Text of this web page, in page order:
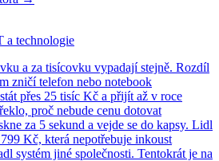
a technologie
a za tisícovku vypadají stejně. Rozdíl
zničí telefon nebo notebook
přes 25 tisíc Kč a přijít až v roce
proč nebude cenu dotovat
za 5 sekund a vejde se do kapsy. Lidl
Kč, která nepotřebuje inkoust
systém jiné společnosti. Tentokrát je na